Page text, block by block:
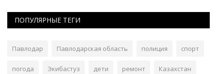
ПОПУЛЯРНЫЕ ТЕГИ
Павлодар Павлодарская область полиция спорт
погода Экибастуз дети ремонт Казахстан